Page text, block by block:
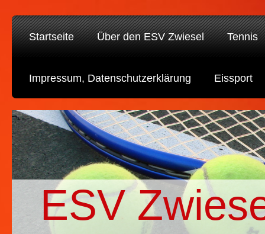
Startseite Über den ESV Zwiesel Tennis
Impressum, Datenschutzerklärung Eissport
ESV